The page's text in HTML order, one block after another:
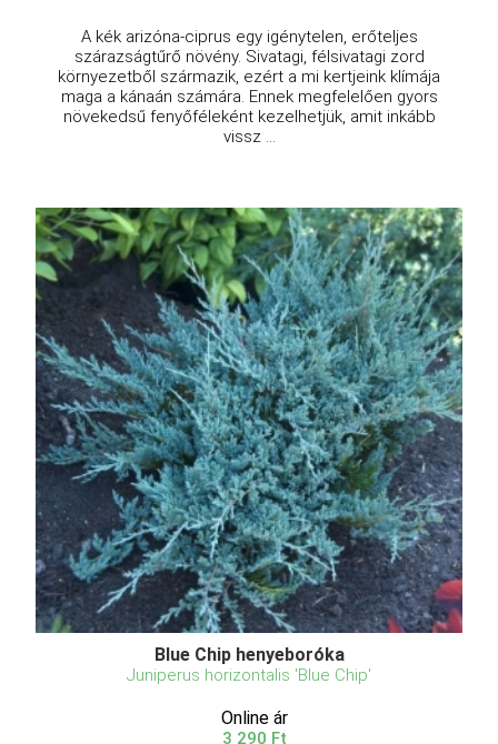
A kék arizóna-ciprus egy igénytelen, erőteljes
szárazságtűrő növény. Sivatagi, félsivatagi zord
környezetből származik, ezért a mi kertjeink klímája
maga a kánaán számára. Ennek megfelelően gyors
növekedsű fenyőféleként kezelhetjük, amit inkább
vissz ...
Blue Chip henyeboróka
Juniperus horizontalis 'Blue Chip'
Online ár
3 290 Ft